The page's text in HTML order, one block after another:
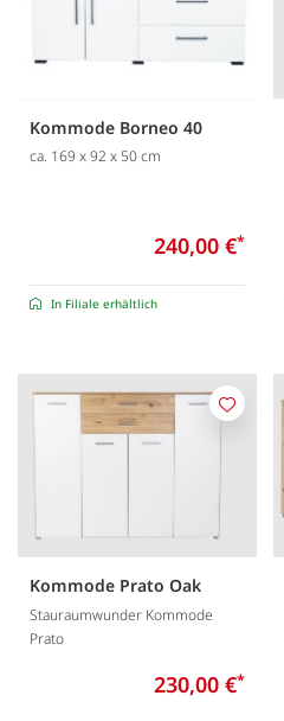
Kommode Borneo 40
ca. 169 x 92 x 50 cm
240,00 €*
In Filiale erhältlich
Kommode Prato Oak
Stauraumwunder Kommode
Prato
230,00 €*
Merken